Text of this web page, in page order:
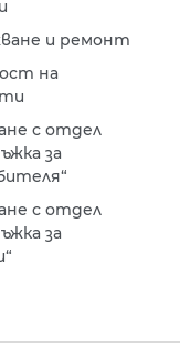
и ремонт
на
с отдел
за
с отдел
за